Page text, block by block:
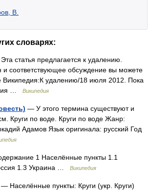
В.
словарях:
статья предлагается к удалению.
и соответствующее обсуждение вы можете
Википедия:К удалению/18 июля 2012. Пока
…
Википедия
— У этого термина существуют и
Круги по воде. Круги по воде Жанр:
Адамов Язык оригинала: русский Год
1 Населённые пункты 1.1
1.3 Украина …
Википедия
— Населённые пункты: Круги (укр. Круги)